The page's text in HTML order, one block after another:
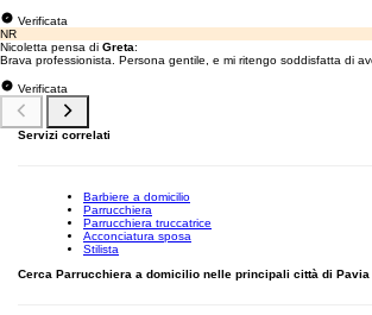
Verificata
NR
Nicoletta pensa di Greta:
Brava professionista. Persona gentile, e mi ritengo soddisfatta di
Verificata
Servizi correlati
Barbiere a domicilio
Parrucchiera
Parrucchiera truccatrice
Acconciatura sposa
Stilista
Cerca Parrucchiera a domicilio nelle principali città di Pavia